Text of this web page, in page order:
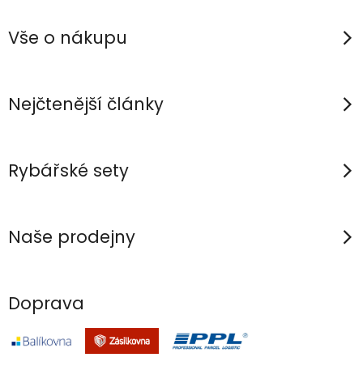
u
pVše o nákupu
Nejčtenější články
Rybářské sety
Naše prodejny
Doprava